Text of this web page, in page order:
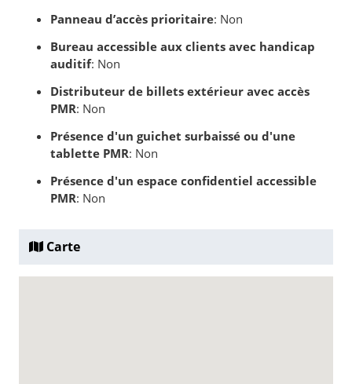
Panneau d’accès prioritaire: Non
Bureau accessible aux clients avec handicap
auditif: Non
Distributeur de billets extérieur avec accès
PMR: Non
Présence d'un guichet surbaissé ou d'une
tablette PMR: Non
Présence d'un espace confidentiel accessible
PMR: Non
Carte